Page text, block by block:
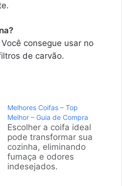
consegue usar no
de carvão.
Melhores Coifas – Top
Melhor – Guia de Compra
Escolher a coifa ideal
pode transformar sua
cozinha, eliminando
fumaça e odores
indesejados.